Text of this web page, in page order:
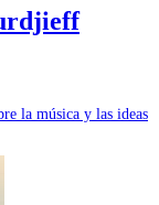
la música y las ideas